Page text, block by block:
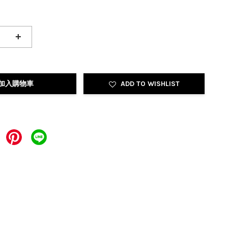
+
入購物車 ADD TO WISHLIST